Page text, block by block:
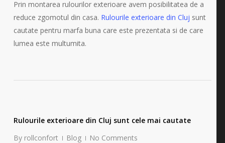
Prin montarea rulourilor exterioare avem posibilitatea de a
reduce zgomotul din casa. Rulourile exterioare din Cluj sunt
cautate pentru marfa buna care este prezentata si de care
lumea este multumita.
Rulourile exterioare din Cluj sunt cele mai cautate
By rollconfort Blog No Comments